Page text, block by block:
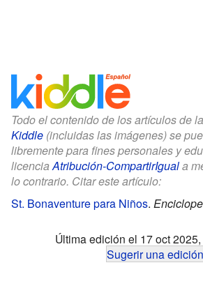
Todo el contenido de los artículos de la
Kiddle (incluidas las imágenes) se
libremente para fines personales y
licenciaAtribución-CompartirIguala
lo contrario. Citar este artículo:
St. Bonaventure para Niños.
Última edición el 17 oct
Sugerir una edición